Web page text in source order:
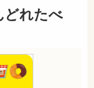
どれたべ